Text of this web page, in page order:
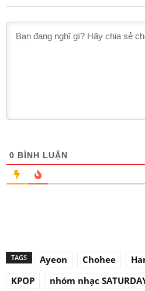
0 BÌNH LUẬN
TAGS Ayeon Chohee
KPOP
nhóm nhạc